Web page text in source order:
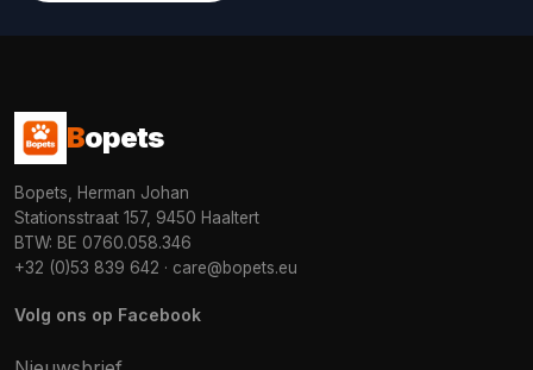
Bopets
Bopets, Herman Johan
Stationsstraat 157, 9450 Haaltert
BTW: BE 0760.058.346
+32 (0)53 839 642 · care@bopets.eu
Volg ons op Facebook